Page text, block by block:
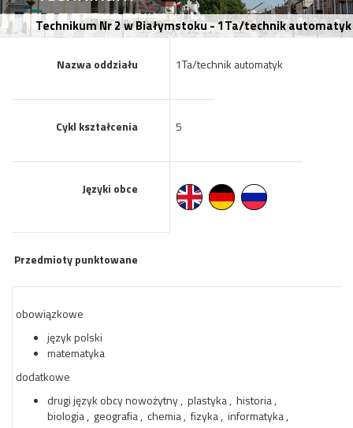
Technikum Nr 2 w Białymstoku - 1Ta/technik automatyk
Nazwa oddziału 1Ta/technik automatyk
Cykl kształcenia 5
Języki obce
Przedmioty punktowane
obowiązkowe
język polski
matematyka
dodatkowe
drugi język obcy nowożytny , plastyka , historia ,
biologia , geografia , chemia , fizyka , informatyka ,